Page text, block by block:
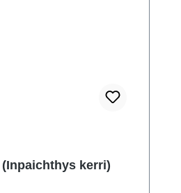
kerri)